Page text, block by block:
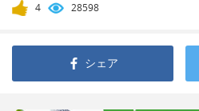
4 28598
シェア